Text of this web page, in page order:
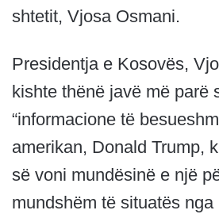
shtetit, Vjosa Osmani.
Presidentja e Kosovës,
kishte thënë javë më parë
“informacione të
amerikan, Donald Trump,
së voni mundësinë e një
mundshëm të situatës nga